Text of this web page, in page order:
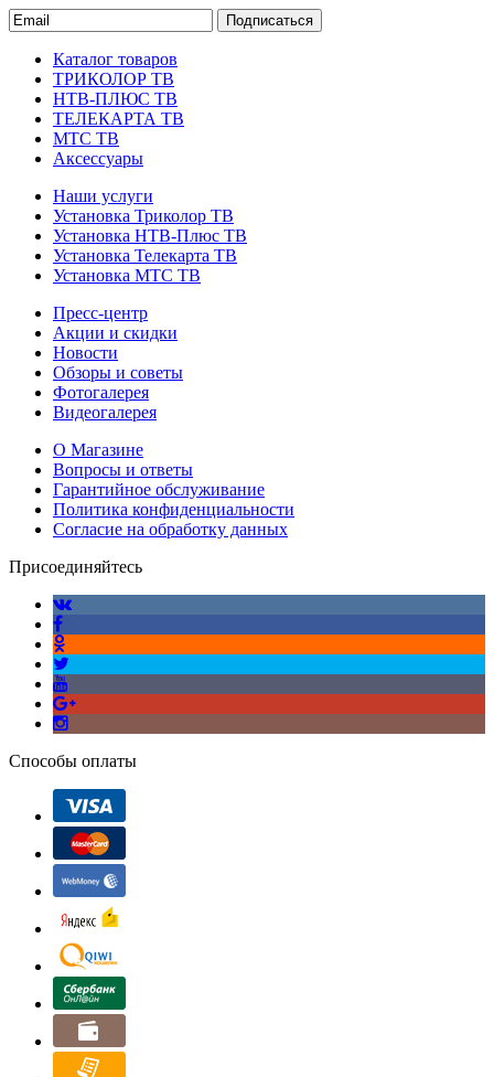
Подписаться
Каталог товаров
ТРИКОЛОР ТВ
НТВ-ПЛЮС ТВ
ТЕЛЕКАРТА ТВ
МТС ТВ
Аксессуары
Наши услуги
Установка Триколор ТВ
Установка НТВ-Плюс ТВ
Установка Телекарта ТВ
Установка МТС ТВ
Пресс-центр
Акции и скидки
Новости
Обзоры и советы
Фотогалерея
Видеогалерея
О Магазине
Вопросы и ответы
Гарантийное обслуживание
Политика конфиденциальности
Согласие на обработку данных
Присоединяйтесь
Способы оплаты